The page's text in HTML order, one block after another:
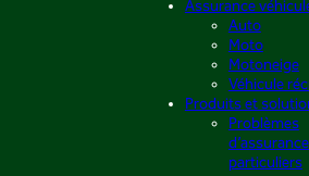
Assurance
Auto
Moto
Motoneige
Véhicule
Produits et
Problèmes
particuliers